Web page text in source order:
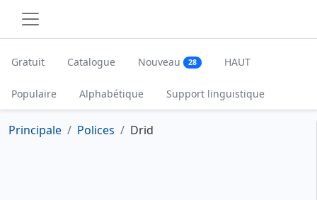
Gratuit Catalogue Nouveau 28 HAUT
Populaire Alphabétique Support linguistique
Principale Polices Drid